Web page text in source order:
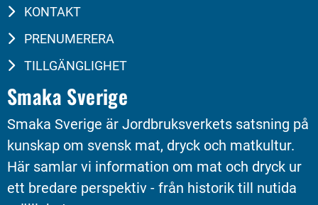
KONTAKT
PRENUMERERA
TILLGÄNGLIGHET
Smaka Sverige
Smaka Sverige är Jordbruksverkets satsning på
kunskap om svensk mat, dryck och matkultur.
Här samlar vi information om mat och dryck ur
ett bredare perspektiv - från historik till nutida